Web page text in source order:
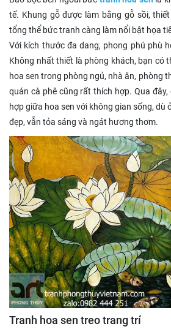
tế. Khung gỗ được làm bằng gỗ sồi,
tổng thể bức tranh càng làm nổi bật họa
Với kích thước đa dang, phong phú phù
Không nhất thiết là phòng khách, bạn có
hoa sen trong phòng ngủ, nhà ăn, phòng
quán cà phê cũng rất thích hợp. Qua
hợp giữa hoa sen với không gian sống, dù
đẹp, vẫn tỏa sáng và ngát hương thơm.
Tranh hoa sen treo trang trí